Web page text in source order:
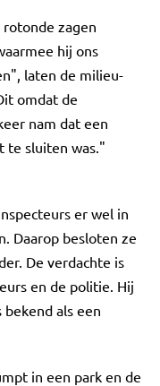
zagen
hij ons
laten de milieu-
omdat de
nam dat een
te sluiten was."
er wel in
Daarop besloten ze
De verdachte is
en de politie. Hij
als een
in een park en de